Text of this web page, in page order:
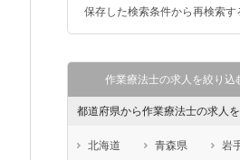
保存した検索条件から再検索す
作業療法士の求人を絞り込
都道府県から作業療法士の求人
北海道 青森県
岩